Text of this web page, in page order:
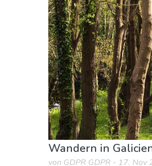
Wandern in
von GDPR GDPR - 17. Nov